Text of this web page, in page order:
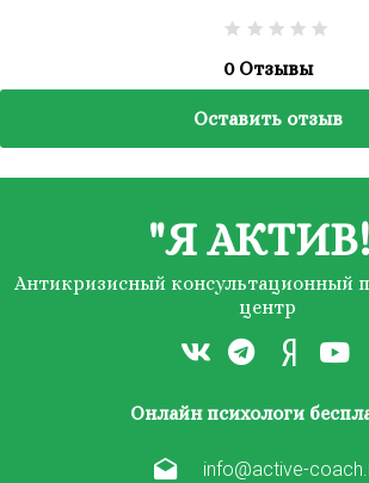
0 Отзывы
Оставить отзыв
"Я
Антикризисный консультационный
центр
Онлайн психологи
info@active-